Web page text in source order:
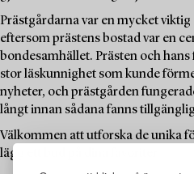
Prästgårdarna var en mycket
eftersom prästens bostad var en
bondesamhället. Prästen och
stor läskunnighet som kunde
nyheter, och prästgården
långt innan sådana fanns
Välkommen att utforska de unika
lägg ett bud på dina favoriter.